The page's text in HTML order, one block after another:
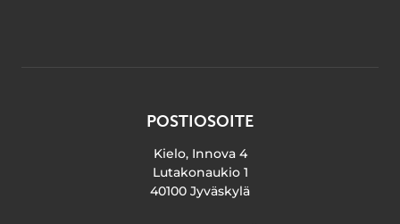
POSTIOSOITE
Kielo, Innova 4
Lutakonaukio 1
40100 Jyväskylä